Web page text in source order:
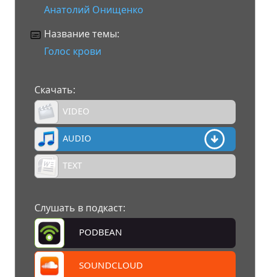
Анатолий Онищенко
Название темы:
Голос крови
Скачать:
VIDEO
AUDIO
TEXT
Слушать в подкаст:
PODBEAN
SOUNDCLOUD